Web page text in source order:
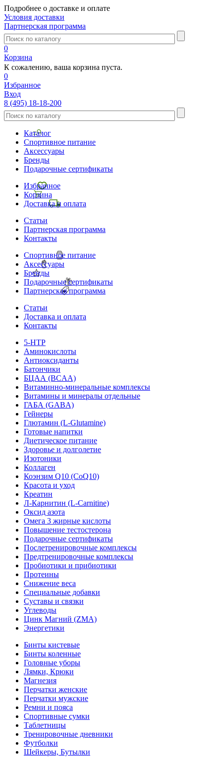
Подробнее о доставке и оплате
Условия доставки
Партнерская программа
0
Корзина
К сожалению, ваша корзина пуста.
0
Избранное
Вход
8 (495) 18-18-200
Каталог
Спортивное питание
Аксессуары
Бренды
Подарочные сертификаты
Избранное
Корзина
Доставка и оплата
Статьи
Партнерская программа
Контакты
Спортивное питание
Аксессуары
Бренды
Подарочные сертификаты
Партнерская программа
Статьи
Доставка и оплата
Контакты
5-HTP
Аминокислоты
Антиоксиданты
Батончики
БЦАА (BCAA)
Витаминно-минеральные комплексы
Витамины и минералы отдельные
ГАБА (GABA)
Гейнеры
Глютамин (L-Glutamine)
Готовые напитки
Диетическое питание
Здоровье и долголетие
Изотоники
Коллаген
Коэнзим Q10 (CoQ10)
Красота и уход
Креатин
Л-Карнитин (L-Сarnitine)
Оксид азота
Омега 3 жирные кислоты
Повышение тестостерона
Подарочные сертификаты
Послетренировочные комплексы
Предтренировочные комплексы
Пробиотики и прибиотики
Протеины
Снижение веса
Специальные добавки
Суставы и связки
Углеводы
Цинк Магний (ZMA)
Энергетики
Бинты кистевые
Бинты коленные
Головные уборы
Лямки, Крюки
Магнезия
Перчатки женские
Перчатки мужские
Ремни и пояса
Спортивные сумки
Таблетницы
Тренировочные дневники
Футболки
Шейкеры, Бутылки